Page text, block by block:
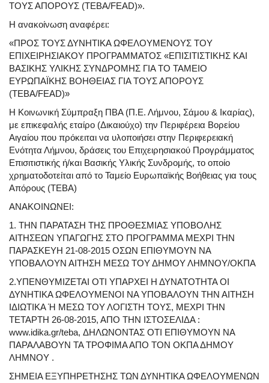
ΤΟΥΣ ΑΠΟΡΟΥΣ (ΤΕΒΑ/FEAD)».
Η ανακοίνωση αναφέρει:
«ΠΡΟΣ ΤΟΥΣ ΔΥΝΗΤΙΚΑ ΩΦΕΛΟΥΜΕΝΟΥΣ ΤΟΥ
ΕΠΙΧΕΙΡΗΣΙΑΚΟΥ ΠΡΟΓΡΑΜΜΑΤΟΣ «ΕΠΙΣΙΤΙΣΤΙΚΗΣ ΚΑΙ
ΒΑΣΙΚΗΣ ΥΛΙΚΗΣ ΣΥΝΔΡΟΜΗΣ ΓΙΑ ΤΟ ΤΑΜΕΙΟ
ΕΥΡΩΠΑΪΚΗΣ ΒΟΗΘΕΙΑΣ ΓΙΑ ΤΟΥΣ ΑΠΟΡΟΥΣ
(ΤΕΒΑ/FEAD)»
Η Κοινωνική Σύμπραξη ΠΒΑ (Π.Ε. Λήμνου, Σάμου & Ικαρίας),
με επικεφαλής εταίρο (Δικαιούχο) την Περιφέρεια Βορείου
Αιγαίου που πρόκειται να υλοποιήσει στην Περιφερειακή
Ενότητα Λήμνου, δράσεις του Επιχειρησιακού Προγράμματος
Επισιτιστικής ή/και Βασικής Υλικής Συνδρομής, το οποίο
χρηματοδοτείται από το Ταμείο Ευρωπαϊκής Βοήθειας για τους
Απόρους (ΤΕΒΑ)
ΑΝΑΚΟΙΝΩΝΕΙ:
1. ΤΗΝ ΠΑΡΑΤΑΣΗ ΤΗΣ ΠΡΟΘΕΣΜΙΑΣ ΥΠΟΒΟΛΗΣ
ΑΙΤΗΣΕΩΝ ΥΠΑΓΩΓΗΣ ΣΤΟ ΠΡΟΓΡΑΜΜΑ ΜΕΧΡΙ ΤΗΝ
ΠΑΡΑΣΚΕΥΗ 21-08-2015 ΟΣΩΝ ΕΠΙΘΥΜΟΥΝ ΝΑ
ΥΠΟΒΑΛΟΥΝ ΑΙΤΗΣΗ ΜΕΣΩ ΤΟΥ ΔΗΜΟΥ ΛΗΜΝΟΥ/ΟΚΠΑ
2.ΥΠΕΝΘΥΜΙΖΕΤΑΙ ΟΤΙ ΥΠΑΡΧΕΙ Η ΔΥΝΑΤΟΤΗΤΑ ΟΙ
ΔΥΝΗΤΙΚΑ ΩΦΕΛΟΥΜΕΝΟΙ ΝΑ ΥΠΟΒΑΛΟΥΝ ΤΗΝ ΑΙΤΗΣΗ
ΙΔΙΩΤΙΚΑ Ή ΜΕΣΩ ΤΟΥ ΛΟΓΙΣΤΗ ΤΟΥΣ, ΜΕΧΡΙ ΤΗΝ
ΤΕΤΑΡΤΗ 26-08-2015, ΑΠΟ ΤΗΝ ΙΣΤΟΣΕΛΙΔΑ :
www.idika.gr/teba, ΔΗΛΩΝΟΝΤΑΣ ΟΤΙ ΕΠΙΘΥΜΟΥΝ ΝΑ
ΠΑΡΑΛΑΒΟΥΝ ΤΑ ΤΡΟΦΙΜΑ ΑΠΟ ΤΟΝ ΟΚΠΑ ΔΗΜΟΥ
ΛΗΜΝΟΥ .
ΣΗΜΕΙΑ ΕΞΥΠΗΡΕΤΗΣΗΣ ΤΩΝ ΔΥΝΗΤΙΚΑ ΩΦΕΛΟΥΜΕΝΩΝ